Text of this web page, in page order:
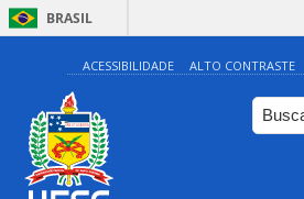
BRASIL
ACESSIBILIDADE ALTO CONTRASTE